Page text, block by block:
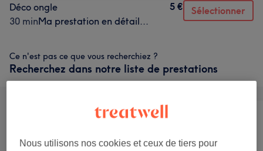
Déco ongle
30 minMa prestation en détail...
5 € Sélectionner
Ce n'est pas ce que vous recherchiez ?
Recherchez dans notre liste de prestations
Tout
Beauté des pieds
Nous utilisons nos cookies et ceux de tiers pour